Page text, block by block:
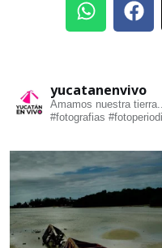
yucatanenvivo
Amamos nuestra
#fotografias